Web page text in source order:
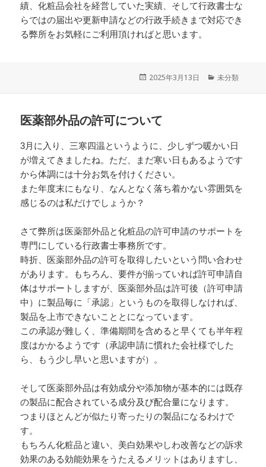
績、化粧品会社を経営していた実績、そして行政書士な
らではの届出や更新申請などの行政手続きまで対応でき
る弊所をお気軽にご利用頂ければと思います。
投
2025年3月13日
カ
未分類
医薬部外品の許可について
3月に入り、三寒四温というように、少しずつ暖かい日
が増えてきましたね。ただ、まだ寒い日もあるようです
から体調には十分お気を付けください。
また年度末にもなり、なんとなく落ち着かない雰囲気を
感じるのは私だけでしょうか？
さて弊所は医薬部外品と化粧品の許可申請のサポートを
専門にしている行政書士事務所です。
時折、医薬部外品の許可を取得したいという問い合わせ
があります。もちろん、要件が揃っていれば許可申請自
体はサポートしますが、医薬部外品は許可後（許可申請
中）に製品毎に「承認」というものを取得しなければ、
製品を上市できないこととになっています。
この承認が難しく、準備期間を含めると早くても半年程
度はかかるようです（承認申請に慣れた会社様でした
ら、もう少し早いと思いますが）。
そして医薬部外品は有効成分や添加物が基本的には既存
の製品に配合されている成分及び配合量になります。
つまりほとんどが似たり寄ったりの製品になるわけで
す。
もちろん化粧品と違い、美白効果やしわ改善などの訴求
効果のある効能効果をうたえるメリットはありますし、